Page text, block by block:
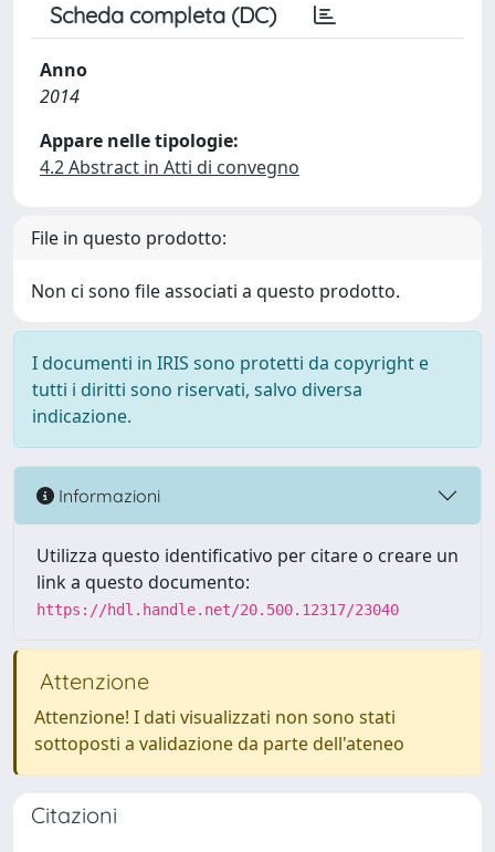
Scheda completa (DC)
Anno
2014
Appare nelle tipologie:
4.2 Abstract in Atti di convegno
File in questo prodotto:
Non ci sono file associati a questo prodotto.
I documenti in IRIS sono protetti da copyright e
tutti i diritti sono riservati, salvo diversa
indicazione.
Informazioni
Utilizza questo identificativo per citare o creare un
link a questo documento:
https://hdl.handle.net/20.500.12317/23040
Attenzione
Attenzione! I dati visualizzati non sono stati
sottoposti a validazione da parte dell'ateneo
Citazioni